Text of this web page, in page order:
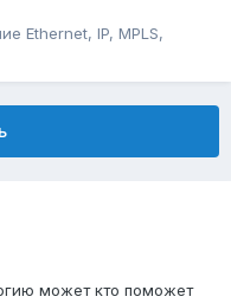
Ethernet, IP, MPLS,
может кто поможет